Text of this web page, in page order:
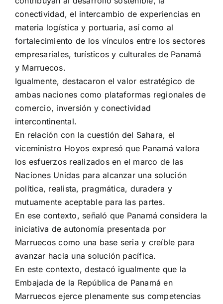
conectividad, el intercambio de experiencias en
materia logística y portuaria, así como al
fortalecimiento de los vínculos entre los sectores
empresariales, turísticos y culturales de Panamá
y Marruecos.
Igualmente, destacaron el valor estratégico de
ambas naciones como plataformas regionales de
comercio, inversión y conectividad
intercontinental.
En relación con la cuestión del Sahara, el
viceministro Hoyos expresó que Panamá valora
los esfuerzos realizados en el marco de las
Naciones Unidas para alcanzar una solución
política, realista, pragmática, duradera y
mutuamente aceptable para las partes.
En ese contexto, señaló que Panamá considera la
iniciativa de autonomía presentada por
Marruecos como una base seria y creíble para
avanzar hacia una solución pacífica.
En este contexto, destacó igualmente que la
Embajada de la República de Panamá en
Marruecos ejerce plenamente sus competencias